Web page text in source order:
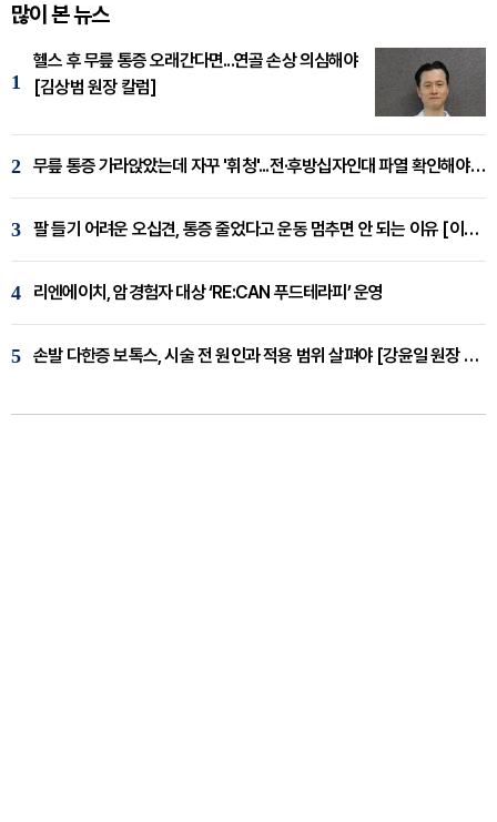
많이 본 뉴스
1
헬스 후 무릎 통증 오래간다면...연골 손상 의심해야
[김상범 원장 칼럼]
2 무릎 통증 가라앉았는데 자꾸 '휘청'...전·후방십자인대 파열 확인해야 [곽우경 원장 칼럼]
3 팔 들기 어려운 오십견, 통증 줄었다고 운동 멈추면 안 되는 이유 [이병욱 원장 칼럼]
4 리엔에이치, 암경험자 대상 ‘RE:CAN 푸드테라피’ 운영
5 손발 다한증 보톡스, 시술 전 원인과 적용 범위 살펴야 [강윤일 원장 칼럼]